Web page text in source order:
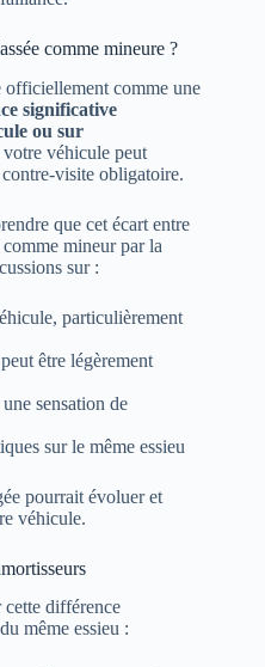
comme mineure ?
officiellement comme une
significative
ou sur
véhicule peut
visite obligatoire.
que cet écart entre
mineur par la
sur :
particulièrement
être légèrement
sensation de
sur le même essieu
pourrait évoluer et
véhicule.
différence
même essieu :